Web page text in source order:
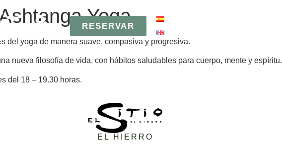
RESERVAR
RESERVARYoga
del yoga de manera suave, compasiva y progresiva.
nueva filosofía de vida, con hábitos saludables para cuerpo, mente y espíritu.
del 18 – 19.30 horas.
EL HIERRO